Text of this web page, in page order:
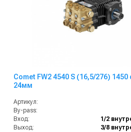
Comet FW2 4540 S (16,5/276)
24мм
Артикул:
By-pass:
Вход:
1/2
Выход:
3/8